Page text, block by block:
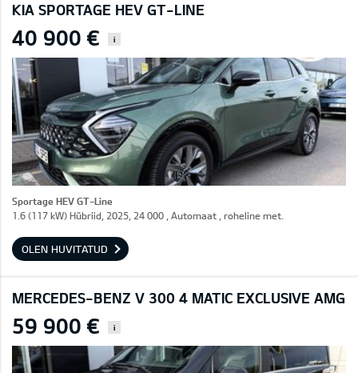
KIA SPORTAGE HEV GT-LINE
40 900 € i
Sportage HEV GT-Line
1.6 (117 kW) Hübriid, 2025, 24 000 , Automaat , roheline met.
OLEN HUVITATUD
MERCEDES-BENZ V 300 4 MATIC EXCLUSIVE AMG
59 900 € i